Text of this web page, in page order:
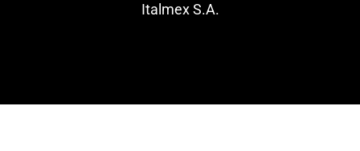
Italmex S.A.